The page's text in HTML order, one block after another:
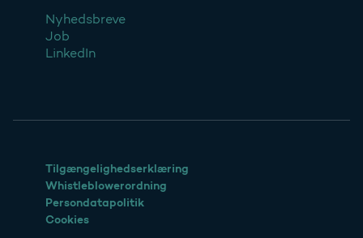
Nyhedsbreve
Job
LinkedIn
Tilgængelighedserklæring
Whistleblowerordning
Persondatapolitik
Cookies